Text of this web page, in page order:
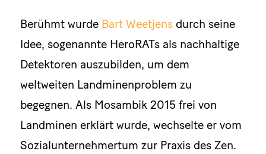
Berühmt wurde Bart Weetjensdurch seine
Idee, sogenannte HeroRATs als nachhaltige
Detektoren auszubilden, um dem
weltweiten Landminenproblem zu
begegnen. Als Mosambik 2015 frei von
Landminen erklärt wurde, wechselte er vom
Sozialunternehmertum zur Praxis des Zen.